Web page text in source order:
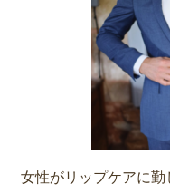
女性がリップケアに